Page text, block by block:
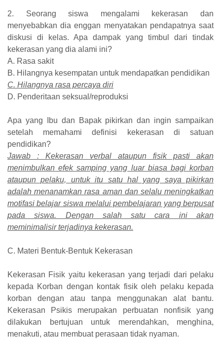
2. Seorang siswa mengalami kekerasan dan
menyebabkan dia enggan menyatakan pendapatnya saat
diskusi di kelas. Apa dampak yang timbul dari tindak
kekerasan yang dia alami ini?
A. Rasa sakit
B. Hilangnya kesempatan untuk mendapatkan pendidikan
C. Hilangnya rasa percaya diri
D. Penderitaan seksual/reproduksi
Apa yang Ibu dan Bapak pikirkan dan ingin sampaikan
setelah memahami definisi kekerasan di satuan
pendidikan?
Jawab : Kekerasan verbal ataupun fisik pasti akan
menimbulkan efek samping yang luar biasa bagi korban
ataupun pelaku, untuk itu satu hal yang saya pikirkan
adalah menanamkan rasa aman dan selalu meningkatkan
motifasi belajar siswa melalui pembelajaran yang berpusat
pada siswa. Dengan salah satu cara ini akan
meminimalisir terjadinya kekerasan.
C. Materi Bentuk-Bentuk Kekerasan
Kekerasan Fisik yaitu kekerasan yang terjadi dari pelaku
kepada Korban dengan kontak fisik oleh pelaku kepada
korban dengan atau tanpa menggunakan alat bantu.
Kekerasan Psikis merupakan perbuatan nonfisik yang
dilakukan bertujuan untuk merendahkan, menghina,
menakuti, atau membuat perasaan tidak nyaman.